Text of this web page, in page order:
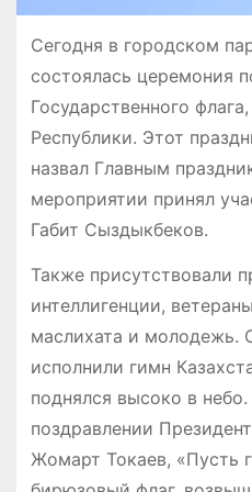
Сегодня в городском
состоялась церемония
Государственного
Республики. Этот
назвал Главным
мероприятии принял
Габит Сыздыкбеков.
Также присутствовали
интеллигенции,
маслихата и молодежь.
исполнили гимн
поднялся высоко в
поздравлении
Жомарт Токаев, «Пусть